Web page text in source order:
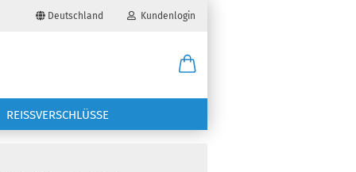
Deutschland Kundenlogin
REISSVERSCHLÜSSE